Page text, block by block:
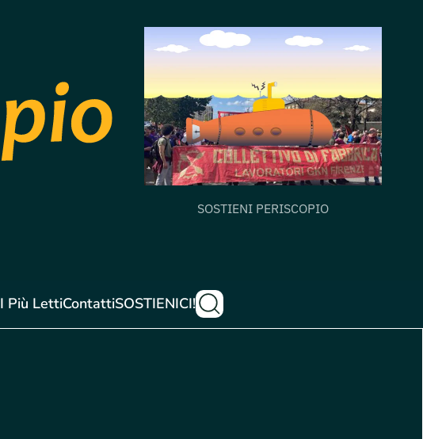
SOSTIENI PERISCOPIO
I Più LettiContattiSOSTIENICI!